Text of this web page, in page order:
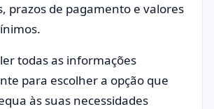
prazos de pagamento e valores
todas as informações
para escolher a opção que
às suas necessidades